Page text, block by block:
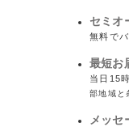
セミオ
無料で
最短お
当日15
部地域と
メッセ